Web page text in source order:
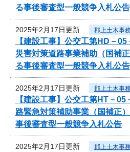
る事後審査型一般競争入札公告
2025年2月17日更新 郡上土木事
【建設工事】公交工第HD－
災害対策道路事業補助（国補
る事後審査型一般競争入札公告
2025年2月17日更新 郡上土木事
【建設工事】公交工第HT－
路緊急対策補助事業（国補正
事後審査型一般競争入札公告
2025年2月17日更新 郡上土木事